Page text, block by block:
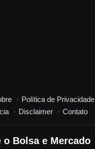
Política de Privacidade
Disclaimer Contato
o Bolsa e Mercado